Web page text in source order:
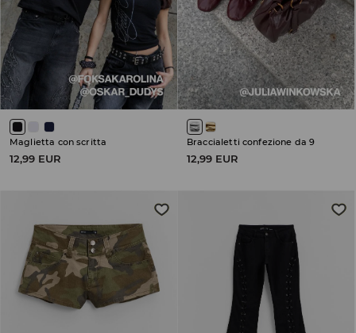
Maglietta con scritta
12,99 EUR
Braccialetti confezione da 9
12,99 EUR